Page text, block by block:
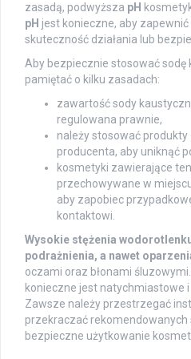
zasadą, podwyższa pH
pH jest konieczne, aby
skuteczność działania lub
Aby bezpiecznie stosować sodę
pamiętać o kilku zasadach:
zawartość sody
regulowana prawnie,
należy stosować
producenta, aby uniknąć
kosmetyki zawierające
przechowywane w
aby zapobiec
kontaktowi.
Wysokie stężenia
podrażnienia, a nawet
oczami oraz błonami
konieczne jest natychmiastowe
Zawsze należy przestrzegać
przekraczać rekomendowanych
bezpieczne użytkowanie